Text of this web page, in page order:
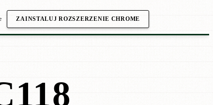
ZAINSTALUJ ROZSZERZENIE CHROME